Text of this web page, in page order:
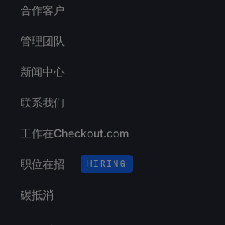
合作客户
管理团队
新闻中心
联系我们
工作在Checkout.com
职位在招 HIRING
碳抵消